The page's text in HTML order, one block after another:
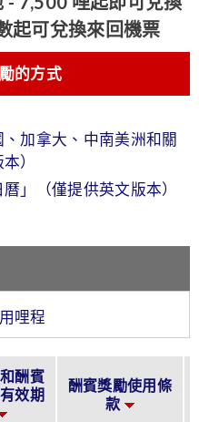
起可兌換來回機票
的方式
加拿大、中南美洲和關
）
」（僅提供英文版本）
哩程
酬賓
效期
酬賓獎勵使用條
款